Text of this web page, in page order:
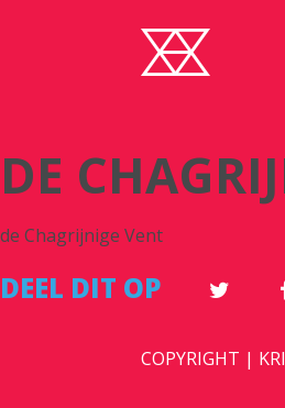
DE
de Chagrijnige Vent
DEEL DIT OP
COPYRIGHT |